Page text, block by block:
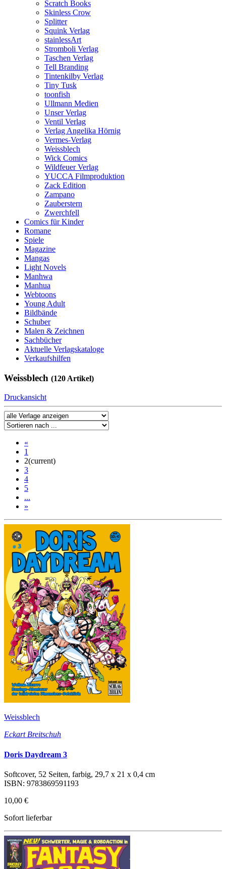
Scratch Books
Skinless Crow
Splitter
Squink Verlag
stainlessArt
Stromboli Verlag
Taschen Verlag
Tell Branding
Tintenkilby Verlag
Tiny Tusk
toonfish
Ullmann Medien
Unser Verlag
Ventil Verlag
Verlag Angelika Hörnig
Vermes-Verlag
Weissblech
Wick Comics
Wildfeuer Verlag
YUCCA Filmproduktion
Zack Edition
Zampano
Zauberstern
Zwerchfell
Comics für Kinder
Romane
Spiele
Magazine
Mangas
Light Novels
Manhwa
Manhua
Webtoons
Young Adult
Bildbände
Schuber
Malen & Zeichnen
Sachbücher
Aktuelle Verlagskataloge
Verkaufshilfen
Weissblech (120 Artikel)
Druckansicht
«
1
2(current)
3
4
5
...
»
Weissblech
Eckart Breitschuh
Doris Daydream 3
Softcover, 52 Seiten, farbig, 29,7 x 21 x 0,4 cm
ISBN: 9783869591193
10,00 €
Sofort lieferbar